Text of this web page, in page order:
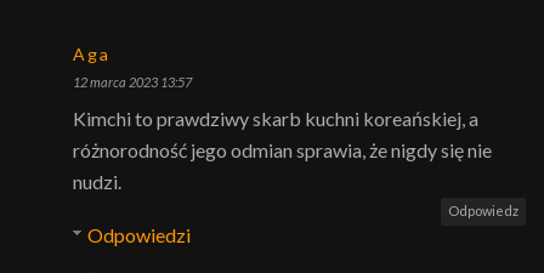
Aga
12 marca 2023 13:57
Kimchi to prawdziwy skarb kuchni koreańskiej, a
różnorodność jego odmian sprawia, że nigdy się nie
nudzi.
Odpowiedz
Odpowiedzi